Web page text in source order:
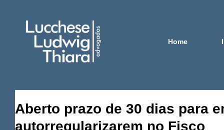
Home
Aberto prazo de 30 dias para
autorregularizarem no Fisco